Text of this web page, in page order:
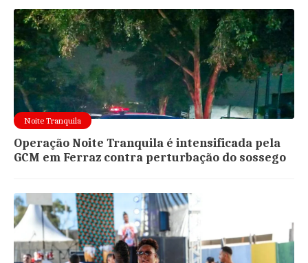
Noite Tranquila
Operação Noite Tranquila é intensificada pela
GCM em Ferraz contra perturbação do sossego